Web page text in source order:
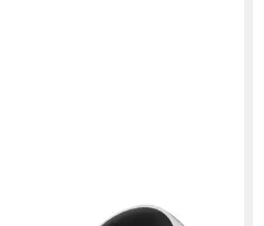
498 Forta Gaming-Headset